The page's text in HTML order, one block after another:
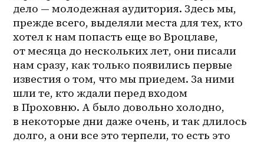
дело — молодежная аудитория. Здесь мы,
прежде всего, выделяли места для тех, кто
хотел к нам попасть еще во Вроцлаве,
от месяца до нескольких лет, они писали
нам сразу, как только появились первые
известия о том, что мы приедем. За ними
шли те, кто ждали перед входом
в Проховню. А было довольно холодно,
в некоторые дни даже очень, и так длилось
долго, а они все это терпели, то есть это